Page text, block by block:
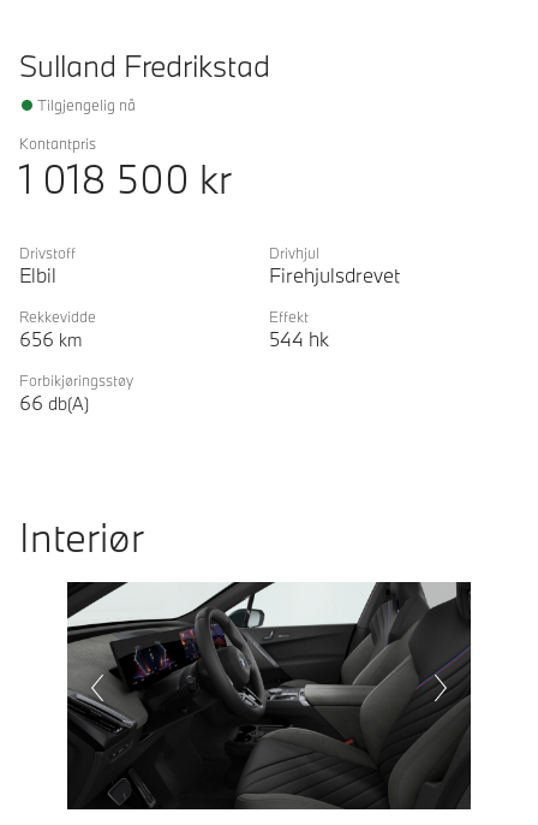
Sulland Fredrikstad
Tilgjengelig nå
Kontantpris
1 018 500 kr
Drivstoff
Elbil
Drivhjul
Firehjulsdrevet
Rekkevidde
656 km
Effekt
544 hk
Forbikjøringsstøy
66 db(A)
Interiør
Prevoius
Next